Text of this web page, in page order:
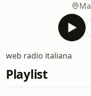
web radio italiana
Playlist